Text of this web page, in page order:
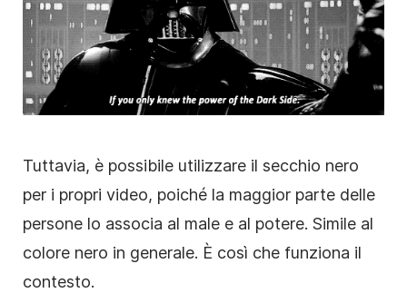
Tuttavia, è possibile utilizzare il secchio nero
per i propri video, poiché la maggior parte delle
persone lo associa al male e al potere. Simile al
colore nero in generale. È così che funziona il
contesto.